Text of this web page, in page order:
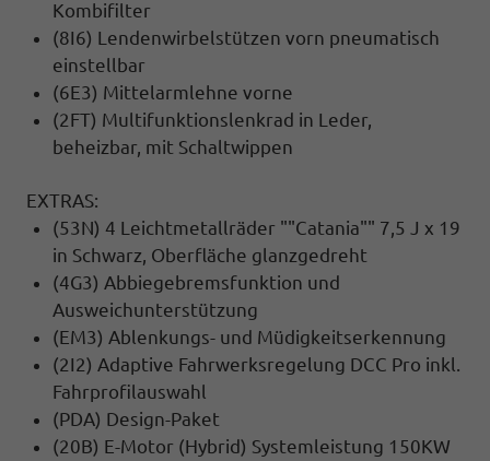
Kombifilter
(8I6) Lendenwirbelstützen vorn pneumatisch
einstellbar
(6E3) Mittelarmlehne vorne
(2FT) Multifunktionslenkrad in Leder,
beheizbar, mit Schaltwippen
EXTRAS:
(53N) 4 Leichtmetallräder ""Catania"" 7,5 J x 19
in Schwarz, Oberfläche glanzgedreht
(4G3) Abbiegebremsfunktion und
Ausweichunterstützung
(EM3) Ablenkungs- und Müdigkeitserkennung
(2I2) Adaptive Fahrwerksregelung DCC Pro inkl.
Fahrprofilauswahl
(PDA) Design-Paket
(20B) E-Motor (Hybrid) Systemleistung 150KW